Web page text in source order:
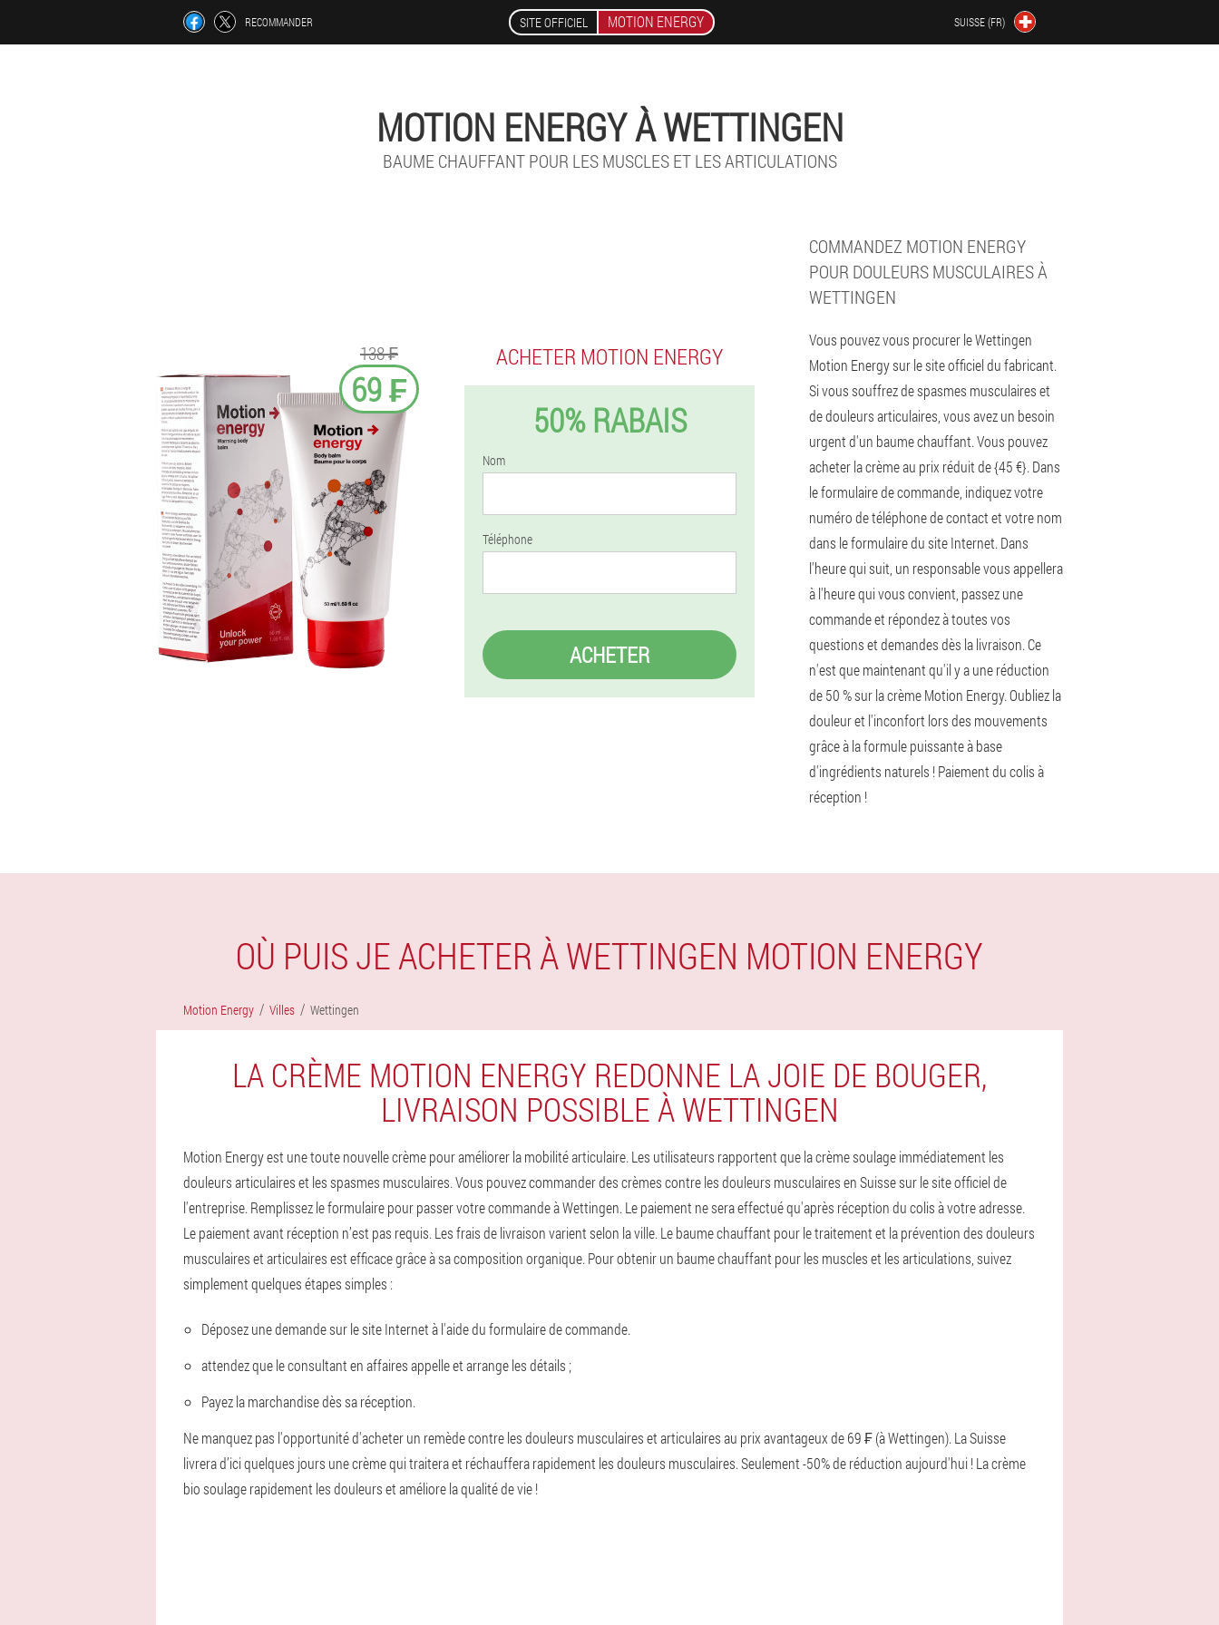
RECOMMANDER SITE OFFICIEL MOTION ENERGY SUISSE (FR)
MOTION ENERGY À WETTINGEN
BAUME CHAUFFANT POUR LES MUSCLES ET LES ARTICULATIONS
138 ₣
69 ₣
ACHETER MOTION ENERGY
50% RABAIS
Nom
Téléphone
ACHETER
COMMANDEZ MOTION ENERGY
POUR DOULEURS MUSCULAIRES À
WETTINGEN
Vous pouvez vous procurer le Wettingen
Motion Energy sur le site officiel du fabricant.
Si vous souffrez de spasmes musculaires et
de douleurs articulaires, vous avez un besoin
urgent d'un baume chauffant. Vous pouvez
acheter la crème au prix réduit de {45 €}. Dans
le formulaire de commande, indiquez votre
numéro de téléphone de contact et votre nom
dans le formulaire du site Internet. Dans
l'heure qui suit, un responsable vous appellera
à l'heure qui vous convient, passez une
commande et répondez à toutes vos
questions et demandes dès la livraison. Ce
n'est que maintenant qu'il y a une réduction
de 50 % sur la crème Motion Energy. Oubliez la
douleur et l'inconfort lors des mouvements
grâce à la formule puissante à base
d'ingrédients naturels ! Paiement du colis à
réception !
OÙ PUIS JE ACHETER À WETTINGEN MOTION ENERGY
Motion Energy Villes Wettingen
LA CRÈME MOTION ENERGY REDONNE LA JOIE DE BOUGER,
LIVRAISON POSSIBLE À WETTINGEN
Motion Energy est une toute nouvelle crème pour améliorer la mobilité articulaire. Les utilisateurs rapportent que la crème soulage immédiatement les
douleurs articulaires et les spasmes musculaires. Vous pouvez commander des crèmes contre les douleurs musculaires en Suisse sur le site officiel de
l'entreprise. Remplissez le formulaire pour passer votre commande à Wettingen. Le paiement ne sera effectué qu'après réception du colis à votre adresse.
Le paiement avant réception n’est pas requis. Les frais de livraison varient selon la ville. Le baume chauffant pour le traitement et la prévention des douleurs
musculaires et articulaires est efficace grâce à sa composition organique. Pour obtenir un baume chauffant pour les muscles et les articulations, suivez
simplement quelques étapes simples :
Déposez une demande sur le site Internet à l'aide du formulaire de commande.
attendez que le consultant en affaires appelle et arrange les détails ;
Payez la marchandise dès sa réception.
Ne manquez pas l'opportunité d'acheter un remède contre les douleurs musculaires et articulaires au prix avantageux de 69 ₣ (à Wettingen). La Suisse
livrera d’ici quelques jours une crème qui traitera et réchauffera rapidement les douleurs musculaires. Seulement -50% de réduction aujourd'hui ! La crème
bio soulage rapidement les douleurs et améliore la qualité de vie !